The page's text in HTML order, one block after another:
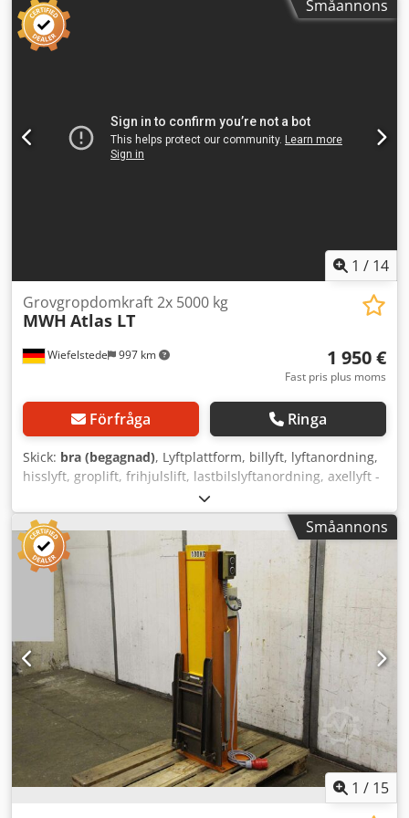
-Vikt: 494 kg
Småannons
1 / 14
Wiefelstede 997 km
Grovgropdomkraft 2x 5000 kg
MWH Atlas LT
1 950 €
Fast pris plus moms
Förfråga Ringa
Skick: bra (begagnad), Lyftplattform, billyft, lyftanordning,
hisslyft, groplift, frihjulslift, lastbilslyftanordning, axellyft -
Tillverkare: MWH Märkisches Werk Halver,
lastbilslyftanordning groplift -Typ: Atlas LT -
Belastningskapacitet: 2x 5000 kg -Lyfthöjd: 1600 mm
Dwedpfxsikrpuj Ad Sea -Arbetstryck: 60 bar -Tillbehör:
inkl., se bilder -Transportmått: 1000/940/H1400 mm -Total
vikt: 820 kg
Småannons
1 / 15